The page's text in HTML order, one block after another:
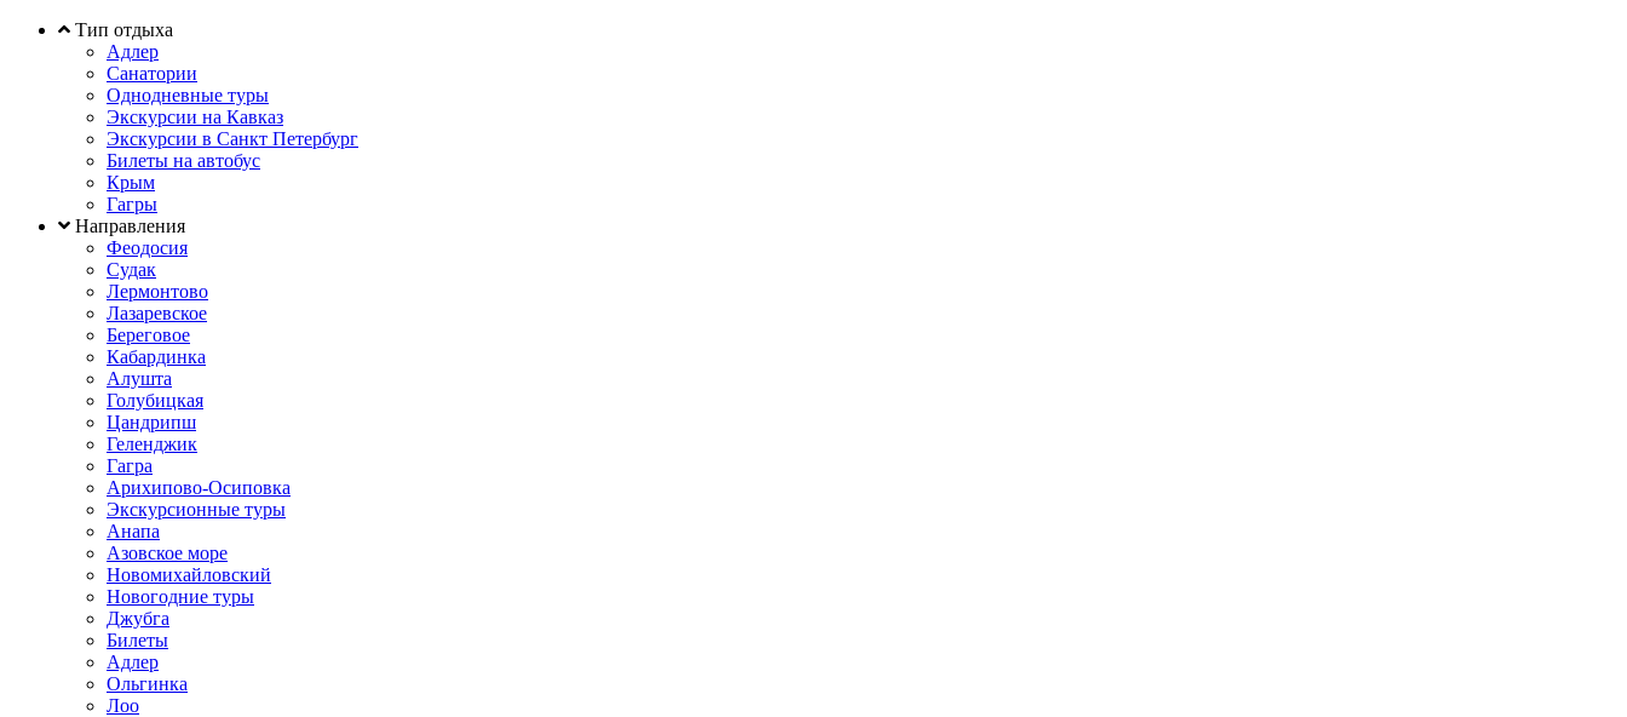
Тип отдыха
Адлер
Санатории
Однодневные туры
Экскурсии на Кавказ
Экскурсии в Санкт Петербург
Билеты на автобус
Крым
Гагры
Направления
Феодосия
Судак
Лермонтово
Лазаревское
Береговое
Кабардинка
Алушта
Голубицкая
Цандрипш
Геленджик
Гагра
Арихипово-Осиповка
Экскурсионные туры
Анапа
Азовское море
Новомихайловский
Новогодние туры
Джубга
Билеты
Адлер
Ольгинка
Лоо